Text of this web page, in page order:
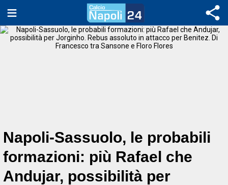
Napoli-Sassuolo, le probabili
formazioni: più Rafael che
Andujar, possibilità per